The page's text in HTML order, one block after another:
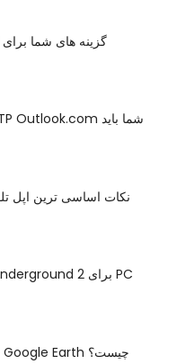
گزینه های شما برای
نکات اساسی ترین اپل
Need for Speed ​​Underground 2 برای PC
بازی Milktruck هیولا Google Earth چیست؟